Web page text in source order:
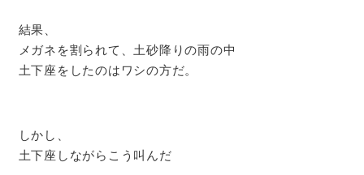
結果、
メガネを割られて、土砂降りの雨の中
土下座をしたのはワシの方だ。
しかし、
土下座しながらこう叫んだ